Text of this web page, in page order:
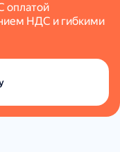
оплатой
НДС и гибкими